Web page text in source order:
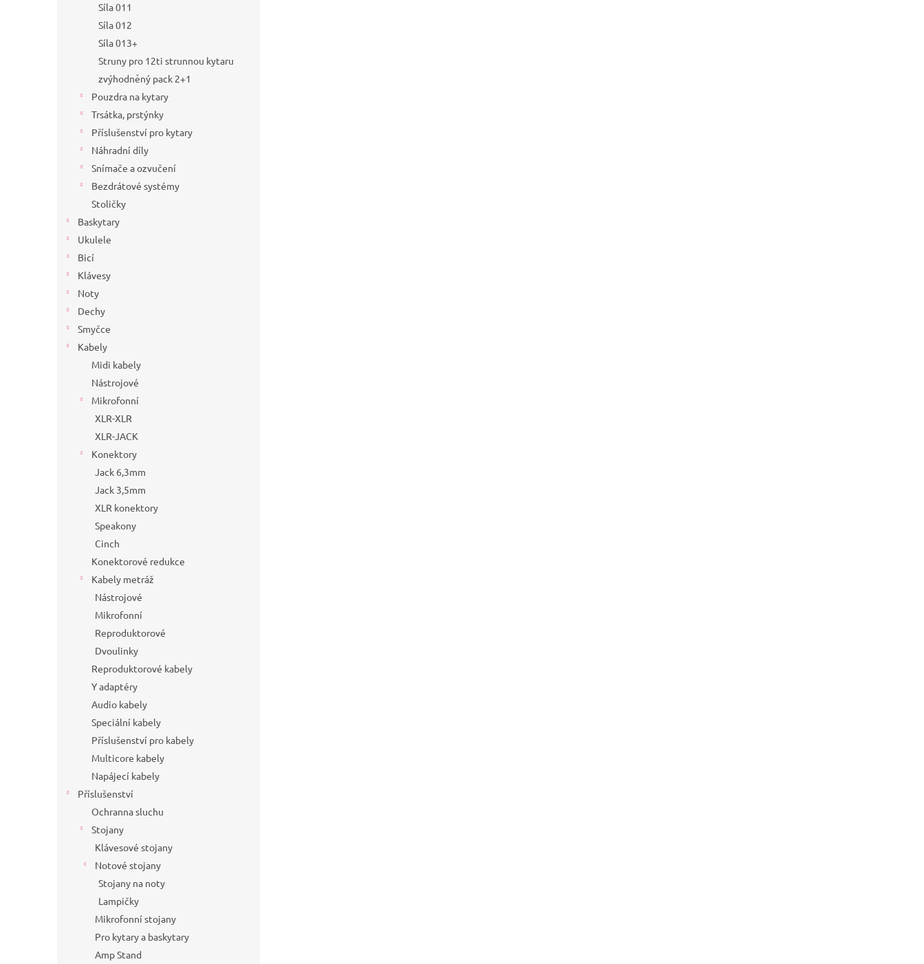
Síla 011
Síla 012
Síla 013+
Struny pro 12ti strunnou kytaru
zvýhodněný pack 2+1
Pouzdra na kytary
Trsátka, prstýnky
Příslušenství pro kytary
Náhradní díly
Snímače a ozvučení
Bezdrátové systémy
Stoličky
Baskytary
Ukulele
Bicí
Klávesy
Noty
Dechy
Smyčce
Kabely
Midi kabely
Nástrojové
Mikrofonní
XLR-XLR
XLR-JACK
Konektory
Jack 6,3mm
Jack 3,5mm
XLR konektory
Speakony
Cinch
Konektorové redukce
Kabely metráž
Nástrojové
Mikrofonní
Reproduktorové
Dvoulinky
Reproduktorové kabely
Y adaptéry
Audio kabely
Speciální kabely
Příslušenství pro kabely
Multicore kabely
Napájecí kabely
Příslušenství
Ochranna sluchu
Stojany
Klávesové stojany
Notové stojany
Stojany na noty
Lampičky
Mikrofonní stojany
Pro kytary a baskytary
Amp Stand